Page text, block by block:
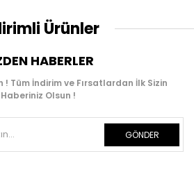
Ürünler
HABERLER
! Tüm İndirim ve Fırsatlardan İlk Sizin
Haberiniz Olsun !
GÖNDER